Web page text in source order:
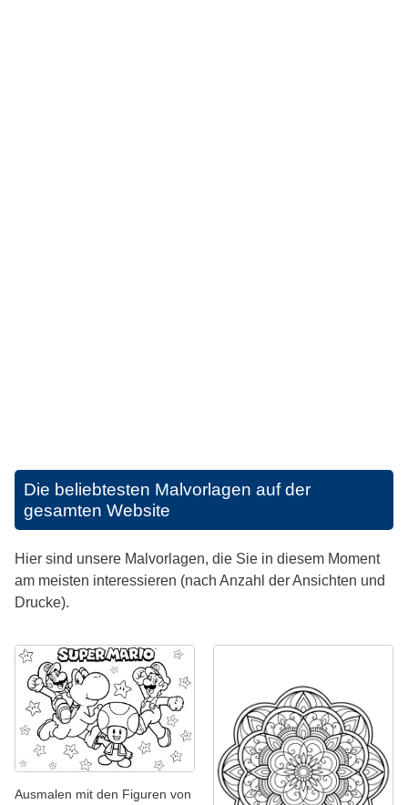
Die beliebtesten Malvorlagen auf der
gesamten Website
Hier sind unsere Malvorlagen, die Sie in diesem Moment
am meisten interessieren (nach Anzahl der Ansichten und
Drucke).
Ausmalen mit den Figuren von